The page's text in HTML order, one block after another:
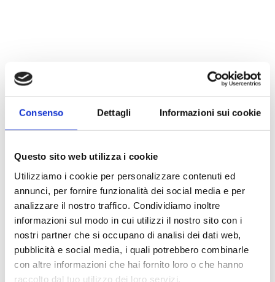
Consenso Dettagli Informazioni sui cookie
Questo sito web utilizza i cookie
Utilizziamo i cookie per personalizzare contenuti ed
annunci, per fornire funzionalità dei social media e per
analizzare il nostro traffico. Condividiamo inoltre
informazioni sul modo in cui utilizzi il nostro sito con i
nostri partner che si occupano di analisi dei dati web,
pubblicità e social media, i quali potrebbero combinarle
con altre informazioni che hai fornito loro o che hanno
raccolto dal tuo utilizzo dei loro servizi.
Confetti
moltissimi altri colori e gusti. Vieni a
trovarci e scoprirai le proposte che
abbiamo per te.